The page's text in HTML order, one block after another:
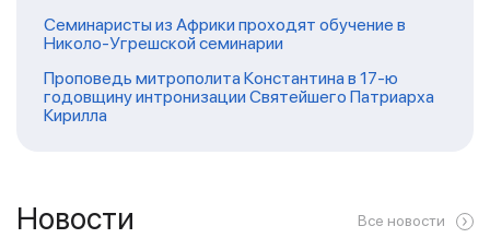
Семинаристы из Африки проходят обучение в
Николо-Угрешской семинарии
Проповедь митрополита Константина в 17-ю
годовщину интронизации Святейшего Патриарха
Кирилла
Новости Все новости